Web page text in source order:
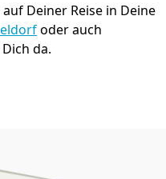
Deiner Reise in Deine
oder auch
da.